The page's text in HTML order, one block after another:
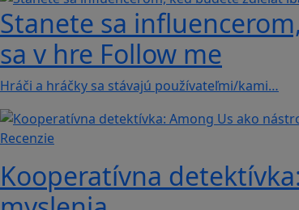
Stanete sa
sa v hre Follow me
Hráči a hráčky sa stávajú používateľmi/kami…
Recenzie
Kooperatívna